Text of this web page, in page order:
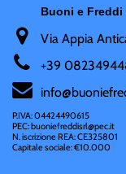
Buoni e Freddi
Via Appia
+39
i
P.IVA: 04424490615
PEC: buoniefreddisrl@pec.it
N. iscrizione REA: CE325801
Capitale sociale: €10.000